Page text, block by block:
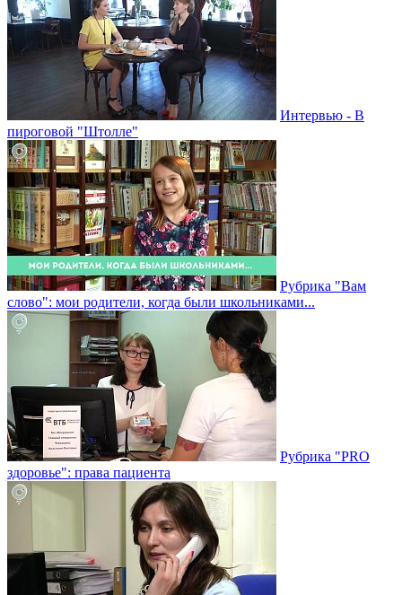
Интервью - В
пироговой "Штолле"
Рубрика "Вам
слово": мои родители, когда были школьниками...
Рубрика "PRO
здоровье": права пациента